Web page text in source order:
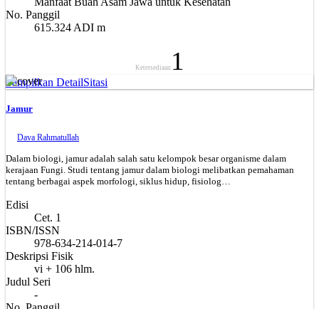
No. Panggil
615.324 ADI m
Ketersediaan 1
Tampilkan DetailSitasi
Jamur
Dava Rahmatullah
Dalam biologi, jamur adalah salah satu kelompok besar organisme dalam
kerajaan Fungi. Studi tentang jamur dalam biologi melibatkan pemahaman
tentang berbagai aspek morfologi, siklus hidup, fisiolog…
Edisi
Cet. 1
ISBN/ISSN
978-634-214-014-7
Deskripsi Fisik
vi + 106 hlm.
Judul Seri
-